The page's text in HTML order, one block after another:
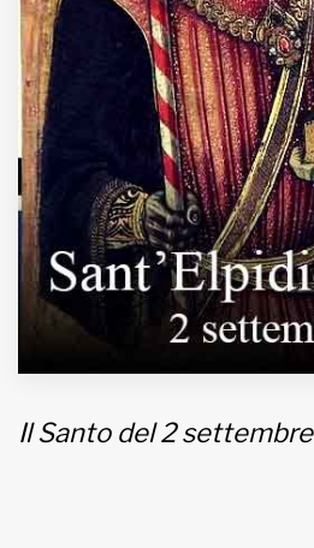
Fondato e diretto da Enzo De
Bernardis
EDB edizioni - Via Brivio angolo C.
Imbonati, 89 20159 Milano (Italia)
Informativa sulla privacy
Il Santo del 2 settembre